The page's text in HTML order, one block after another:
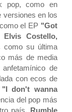
pop, como en
versiones en los
el EP "Got
Elvis Costello,
como su última
más de media
de
con ecos de
"I don't wanna
del pop más